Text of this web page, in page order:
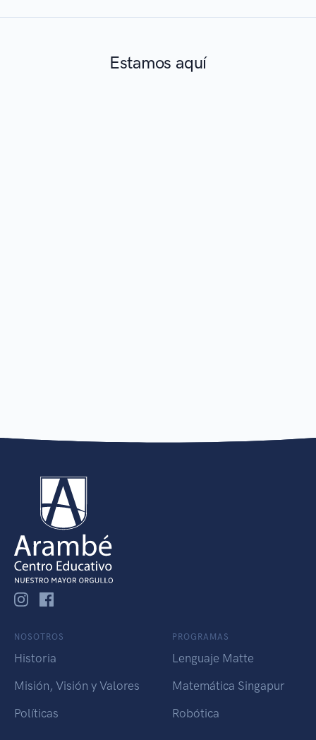
Estamos aquí
NOSOTROS
Historia
Misión, Visión y Valores
Políticas
PROGRAMAS
Lenguaje Matte
Matemática Singapur
Robótica